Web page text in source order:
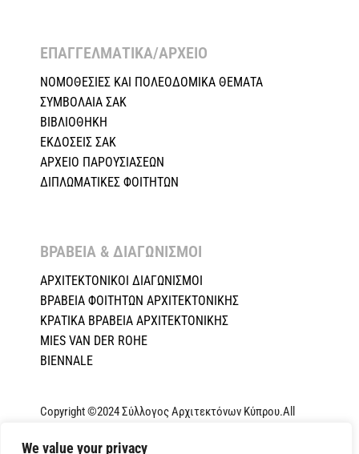
We value your privacy
ΕΠΑΓΓΕΛΜΑΤΙΚΑ/ΑΡΧΕΙΟ ​
ΝΟΜΟΘΕΣΙΕΣ KAI ΠΟΛΕΟΔΟΜΙΚΑ ΘΕΜΑΤΑ
ΣΥΜΒΟΛΑΙΑ ΣΑΚ
ΒΙΒΛΙΟΘΗΚΗ
ΕΚΔΟΣΕΙΣ ΣΑΚ
ΑΡΧΕΙΟ ΠΑΡΟΥΣΙΑΣΕΩΝ
ΔΙΠΛΩΜΑΤΙΚΕΣ ΦΟΙΤΗΤΩΝ
ΒΡΑΒΕΙΑ & ΔΙΑΓΩΝΙΣΜΟΙ ​
ΑΡΧΙΤΕΚΤΟΝΙΚΟΙ ΔΙΑΓΩΝΙΣΜΟΙ
ΒΡΑΒΕΙΑ ΦΟΙΤΗΤΩΝ ΑΡΧΙΤΕΚΤΟΝΙΚΗΣ
ΚΡΑΤΙΚΑ ΒΡΑΒΕΙΑ ΑΡΧΙΤΕΚΤΟΝΙΚΗΣ
MIES VAN DER ROHE
BIENNALE
Copyright ©2024 Σύλλογος Αρχιτεκτόνων Κύπρου.All
Privacy Policy